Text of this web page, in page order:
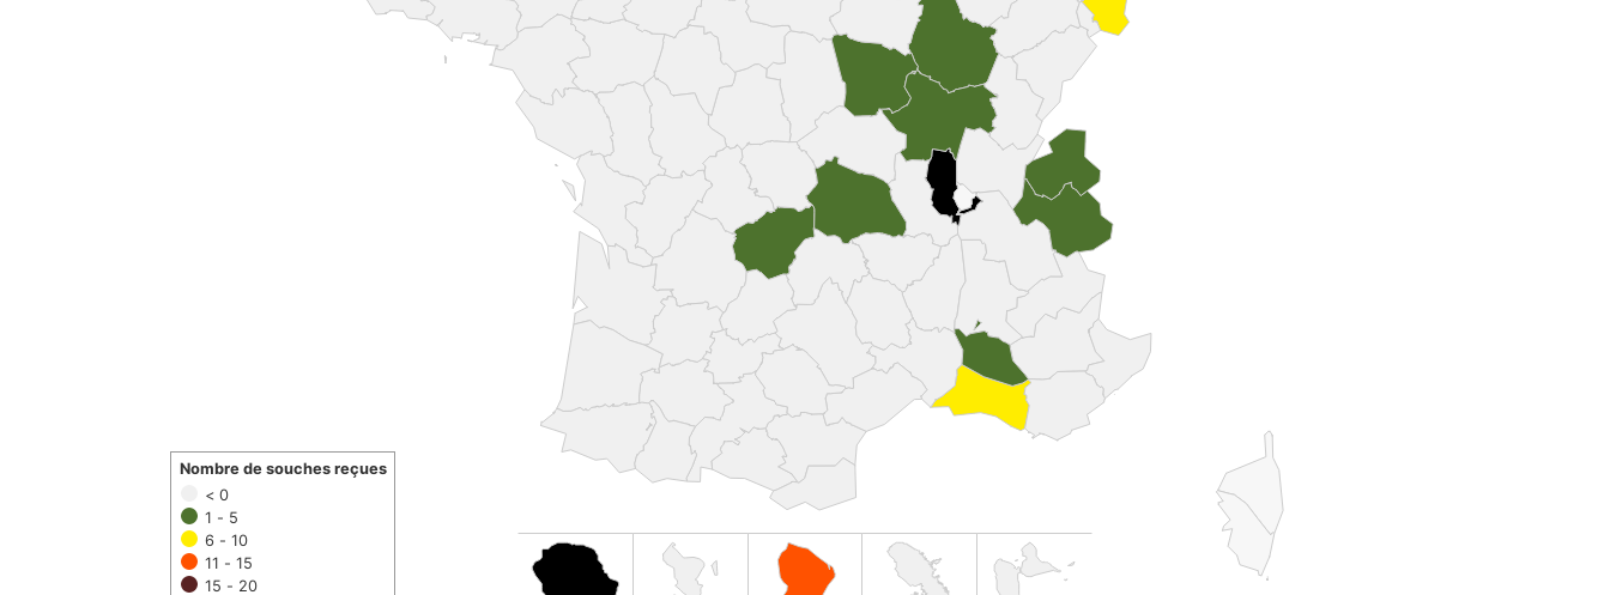
< 0
1 - 5
6 - 10
11 - 15
15 - 20
Nombre de souches reçues